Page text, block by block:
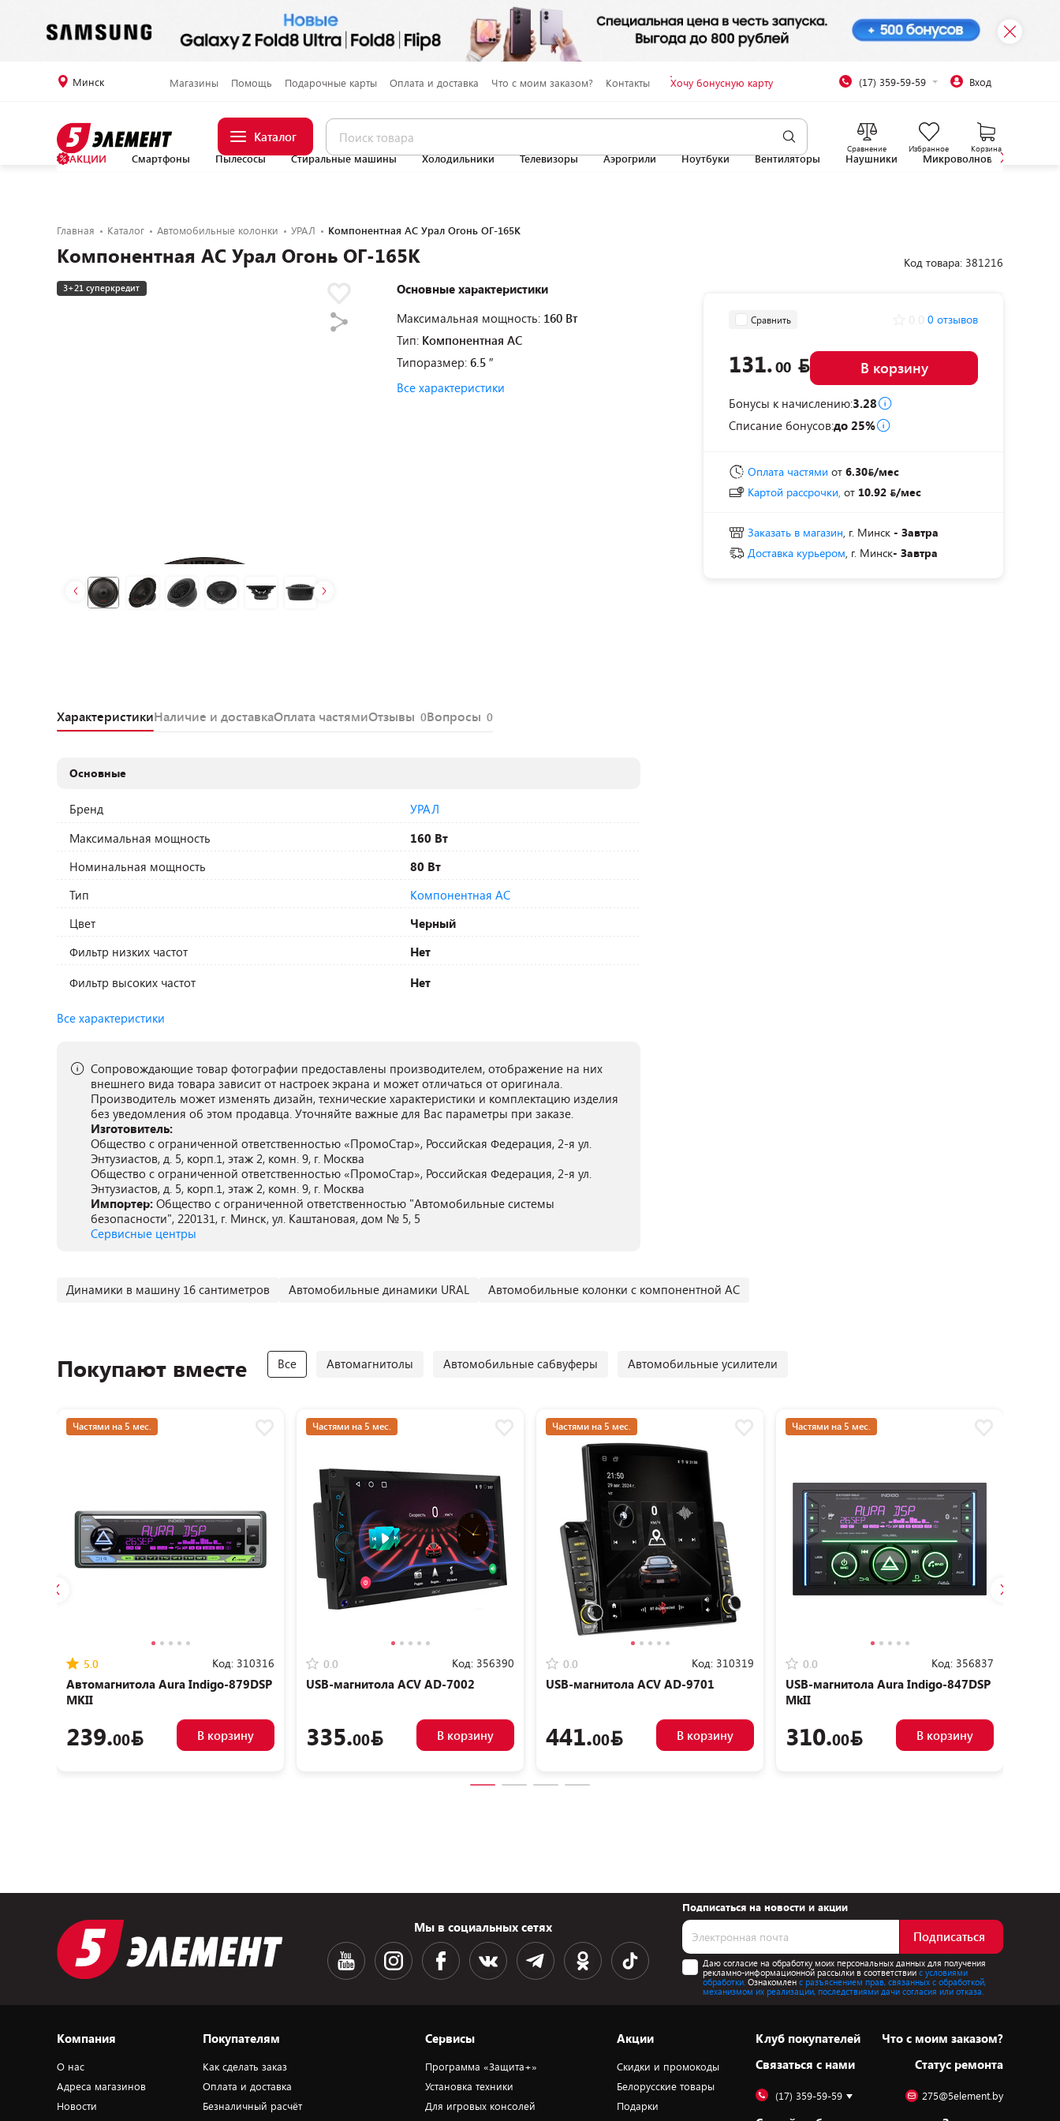
Минск Магазины Помощь Подарочные карты Оплата и доставка Что с моим заказом? Контакты Хочу бонусную карту (17) 359-59-59 Вход
Каталог
Сравнение Избранное Корзина
АКЦИИ Смартфоны Пылесосы Стиральные машины Холодильники Телевизоры Аэрогрили Ноутбуки Вентиляторы Наушники Микроволновые печи
Главная Каталог Автомобильные колонки УРАЛ Компонентная АС Урал Огонь ОГ-165К
Компонентная АС Урал Огонь ОГ-165К
3+21 суперкредит
Основные характеристики
Максимальная мощность: 160 Вт
Тип: Компонентная АС
Типоразмер: 6.5 ″
Все характеристики
Код товара: 381216
Сравнить 0 отзывов
131.00 В корзину
Бонусы к начислению:3.28
Списание бонусов:до 25%
Оплата частями от 6.30 /мес
Картой рассрочки, от 10.92 /мес
Заказать в магазин, г. Минск - Завтра
Доставка курьером, г. Минск- Завтра
ХарактеристикиНаличие и доставкаОплата частямиОтзывы 0Вопросы 0
Основные
Бренд
УРАЛ
Максимальная мощность
160 Вт
Номинальная мощность
80 Вт
Тип
Компонентная АС
Цвет
Черный
Фильтр низких частот
Нет
Фильтр высоких частот
Нет
Все характеристики
Сопровождающие товар фотографии предоставлены производителем, отображение на них
внешнего вида товара зависит от настроек экрана и может отличаться от оригинала.
Производитель может изменять дизайн, технические характеристики и комплектацию изделия
без уведомления об этом продавца. Уточняйте важные для Вас параметры при заказе.
Изготовитель:
Общество с ограниченной ответственностью «ПромоСтар», Российская Федерация, 2-я ул.
Энтузиастов, д. 5, корп.1, этаж 2, комн. 9, г. Москва
Общество с ограниченной ответственностью «ПромоСтар», Российская Федерация, 2-я ул.
Энтузиастов, д. 5, корп.1, этаж 2, комн. 9, г. Москва
Импортер: Общество с ограниченной ответственностью "Автомобильные системы
безопасности", 220131, г. Минск, ул. Каштановая, дом № 5, 5
Сервисные центры
Динамики в машину 16 сантиметров Автомобильные динамики URAL Автомобильные колонки с компонентной АС
Покупают вместе Все Автомагнитолы Автомобильные сабвуферы Автомобильные усилители
Частями на 5 мес.
5.0 Код: 310316
Автомагнитола Aura Indigo-879DSP
MKII
239.00 В корзину
Частями на 5 мес.
0.0 Код: 356390
USB-магнитола ACV AD-7002
335.00 В корзину
Частями на 5 мес.
0.0 Код: 310319
USB-магнитола ACV AD-9701
441.00 В корзину
Частями на 5 мес.
0.0 Код: 356837
USB-магнитола Aura Indigo-847DSP
MkII
310.00 В корзину
Мы в социальных сетях
Подписаться на новости и акции
Подписаться
Даю согласие на обработку моих персональных данных для получения
рекламно-информационной рассылки в соответствиис условиями
обработки. Ознакомлен с разъяснением прав, связанных с обработкой,
механизмом их реализации, последствиями дачи согласия или отказа.
Компания
О нас
Адреса магазинов
Новости
Покупателям
Как сделать заказ
Оплата и доставка
Безналичный расчёт
Сервисы
Программа «Защита+»
Установка техники
Для игровых консолей
Акции
Скидки и промокоды
Белорусские товары
Подарки
Клуб покупателей
Cвязаться с нами
Что с моим заказом?
Статус ремонта
(17) 359-59-59 275@5element.by